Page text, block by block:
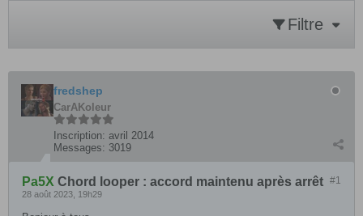
Filtre
fredshep
CarAKoleur
Inscription: avril 2014
Messages: 3019
#1
Pa5X Chord looper : accord maintenu après arrêt
28 août 2023, 19h29